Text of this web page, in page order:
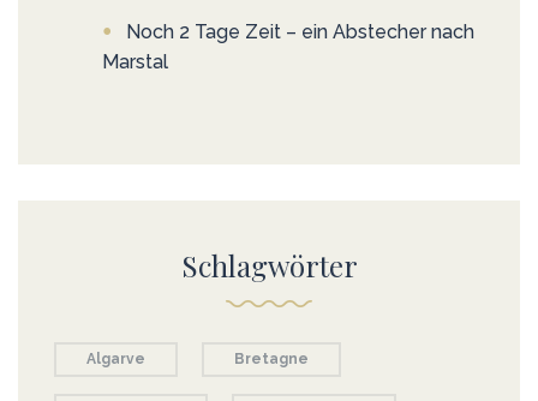
Noch 2 Tage Zeit – ein Abstecher nach
Marstal
Schlagwörter
Algarve Bretagne